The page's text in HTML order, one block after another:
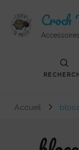
Accueil